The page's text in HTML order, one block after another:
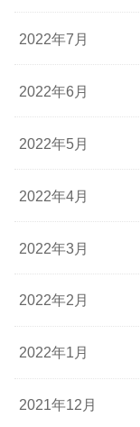
2022年7月
2022年6月
2022年5月
2022年4月
2022年3月
2022年2月
2022年1月
2021年12月